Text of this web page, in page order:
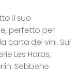
il suo
perfetto per
carta dei vini. Sul
Les Haras,
Sebbene